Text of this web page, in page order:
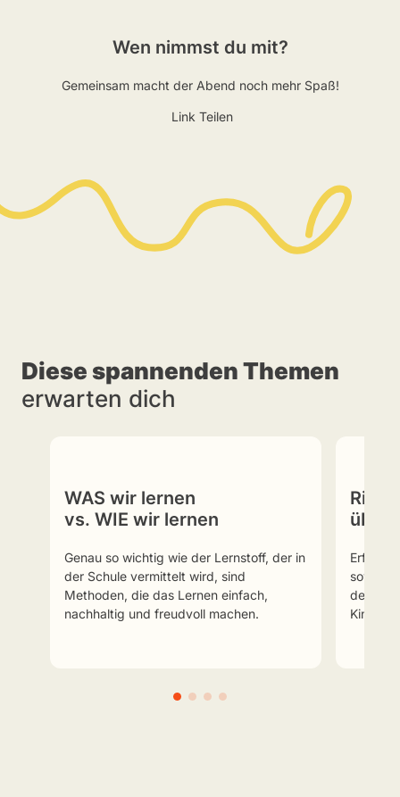
Wen nimmst du mit?
Gemeinsam macht der Abend noch mehr Spaß!
Link Teilen
Diese spannenden Themen
erwarten dich
WAS wir lernen
vs. WIE wir lernen
Genau so wichtig wie der Lernstoff, der in
der Schule vermittelt wird, sind
Methoden, die das Lernen einfach,
nachhaltig und freudvoll machen.
sowohl
dem
Kindes